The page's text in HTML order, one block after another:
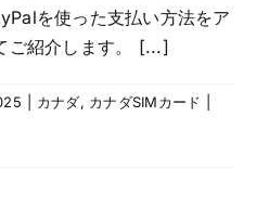
を使った支払い方法をア
ご紹介します。 [...]
カナダ, カナダSIMカード |